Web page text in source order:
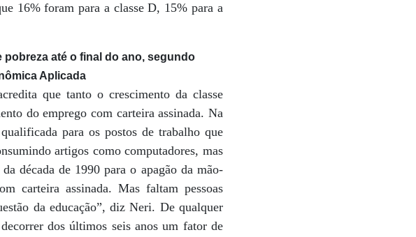
16% foram para a classe D, 15% para a
até o final do ano, segundo
Aplicada
que tanto o crescimento da classe
do emprego com carteira assinada. Na
para os postos de trabalho que
artigos como computadores, mas
década de 1990 para o apagão da mão-
carteira assinada. Mas faltam pessoas
da educação”, diz Neri. De qualquer
dos últimos seis anos um fator de